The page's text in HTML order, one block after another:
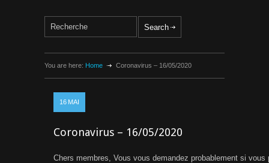
You are here: Home Coronavirus – 16/05/2020
16 MAI
Coronavirus – 16/05/2020
Chers membres, Vous vous demandez probablement si vous